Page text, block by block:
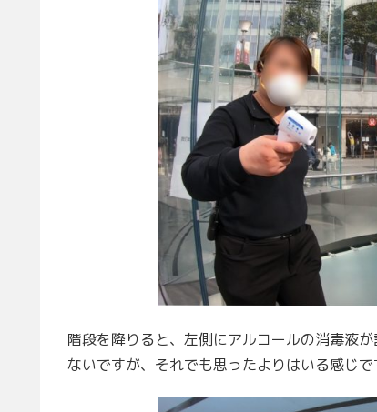
階段を降りると、左側にアルコールの消毒液
ないですが、それでも思ったよりはいる感じで